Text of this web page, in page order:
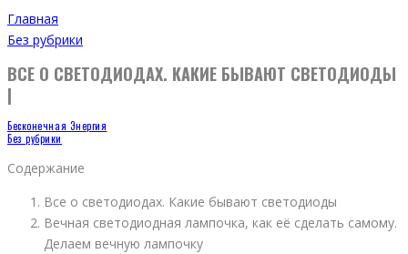
Главная
Без рубрики
ВСЕ О СВЕТОДИОДАХ. КАКИЕ БЫВАЮТ СВЕТОДИОДЫ
|
Бесконечная Энергия
Без рубрики
Содержание
Все о светодиодах. Какие бывают светодиоды
Вечная светодиодная лампочка, как её сделать самому.
Делаем вечную лампочку